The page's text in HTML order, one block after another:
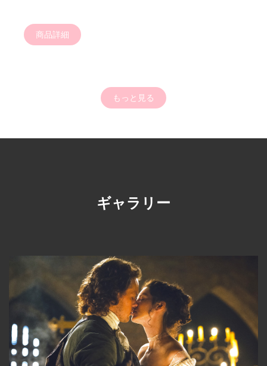
商品詳細
もっと見る
ギャラリー